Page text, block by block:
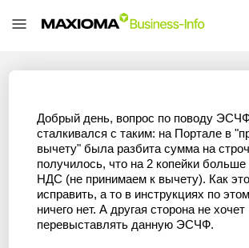
Добрый день, вопрос по поводу
сталкивался с таким: на Портале в
вычету" была разбита сумма на
получилось, что на 2 копейки
НДС (не принимаем к вычету). Как
исправить, а то в инструкциях по
ничего нет. А другая сторона не хочет
перевыставлять данную ЭСЧФ.